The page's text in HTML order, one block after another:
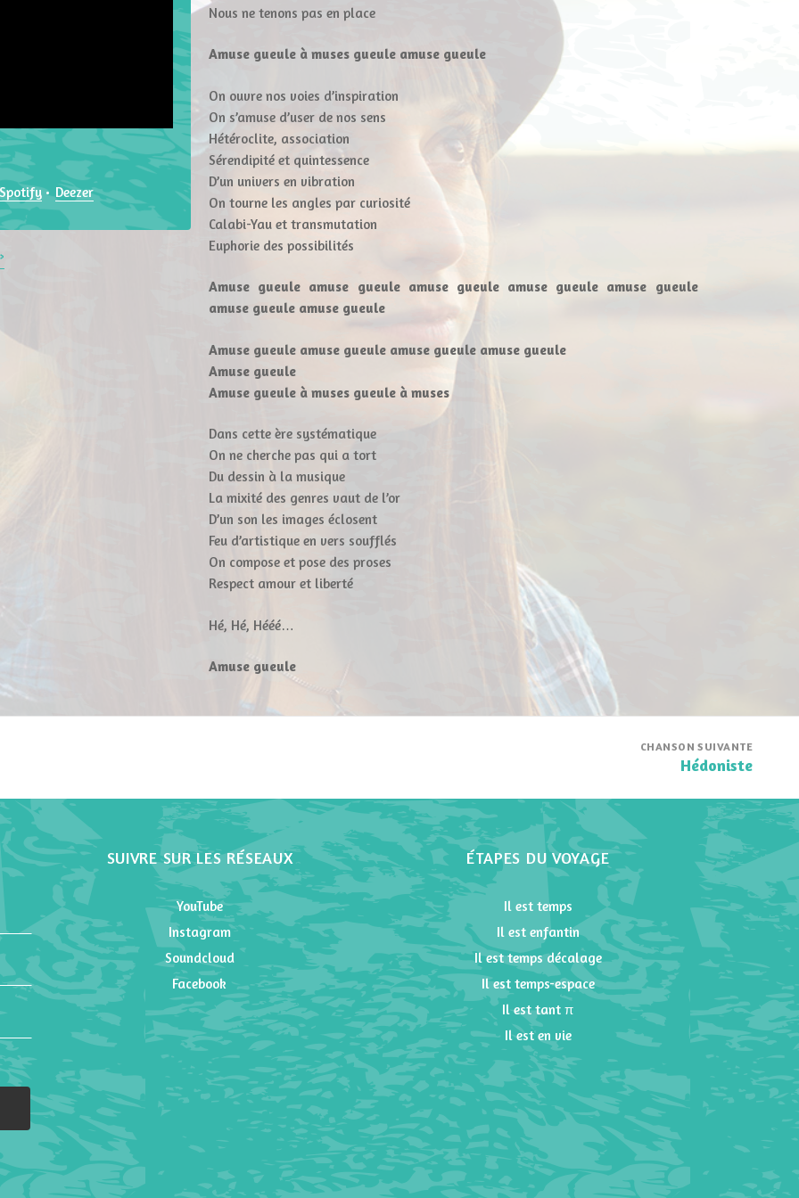
Deezer
Nous ne tenons pas en place
Amuse gueule à muses gueule amuse gueule
On ouvre nos voies d’inspiration
On s’amuse d’user de nos sens
Hétéroclite, association
Sérendipité et quintessence
D’un univers en vibration
On tourne les angles par curiosité
Calabi-Yau et transmutation
Euphorie des possibilités
Amuse gueule amuse gueule amuse gueule amuse gueule amuse gueule
amuse gueule amuse gueule
Amuse gueule amuse gueule amuse gueule amuse gueule
Amuse gueule
Amuse gueule à muses gueule à muses
Dans cette ère systématique
On ne cherche pas qui a tort
Du dessin à la musique
La mixité des genres vaut de l’or
D’un son les images éclosent
Feu d’artistique en vers soufflés
On compose et pose des proses
Respect amour et liberté
Hé, Hé, Hééé…
Amuse gueule
CHANSON SUIVANTE
Hédoniste
SUIVRE SUR LES RÉSEAUX
YouTube
Instagram
Soundcloud
Facebook
ÉTAPES DU VOYAGE
Il est temps
Il est enfantin
Il est temps décalage
Il est temps-espace
Il est tant π
Il est en vie